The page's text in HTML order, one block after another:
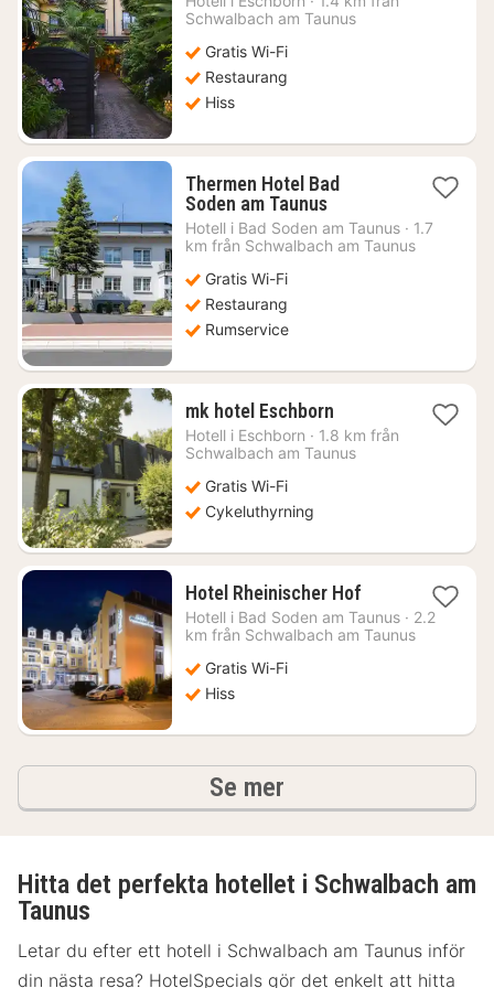
974
Schwalbach am Taunus
Gratis Wi-Fi
Restaurang
Hiss
Thermen Hotel Bad
Soden am Taunus1
natt
från
Hotell i Bad Soden am Taunus · 1.7
km från Schwalbach am Taunus
Gratis Wi-Fi
Restaurang
Rumservice
mk hotel Eschborn1
natt
från
Hotell i Eschborn · 1.8 km från
Schwalbach am Taunus
Gratis Wi-Fi
Cykeluthyrning
Hotel Rheinischer Hof1
natt
från
Hotell i Bad Soden am Taunus · 2.2
km från Schwalbach am Taunus
Gratis Wi-Fi
Hiss
Se mer
Hitta det perfekta hotellet i Schwalbach am
Taunus
Letar du efter ett hotell i Schwalbach am Taunus inför
din nästa resa? HotelSpecials gör det enkelt att hitta